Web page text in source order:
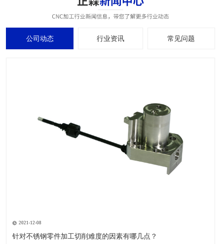
公司动态 行业资讯 常见问题
2021-12-08
针对不锈钢零件加工切削难度的因素有哪几点？